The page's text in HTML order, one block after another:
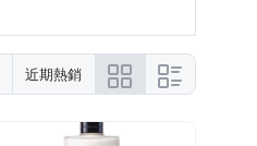
近期熱銷